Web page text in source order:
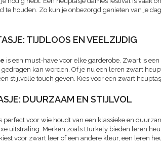
te houden. Zo kun je onbezorgd genieten van je
TIJDLOOS EN VEELZIJDIG
is een must-have voor elke garderobe. Zwart is
kan worden. Of je nu een leren zwart
stijlvolle touch geven. Kies voor een zwart
DUURZAAM EN STIJLVOL
perfect voor wie houdt van een klassieke en
uitstraling. Merken zoals Burkely bieden leren
voor zwart leer of een andere kleur, een leren